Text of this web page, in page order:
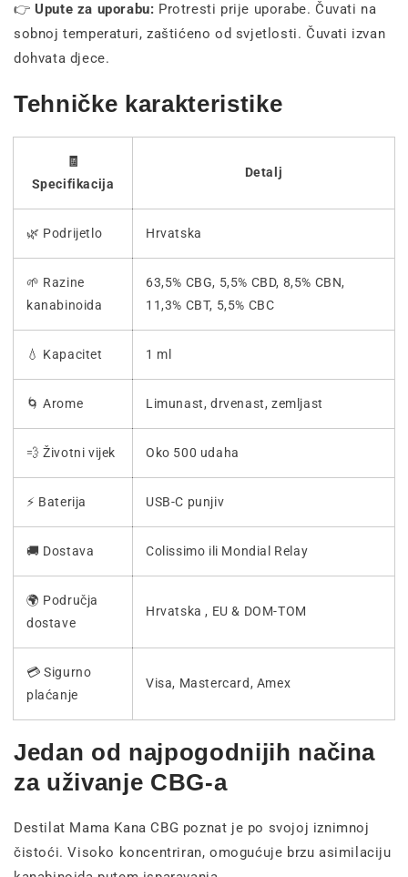
👉Upute za uporabu: Protresti prije uporabe. Čuvati na
sobnoj temperaturi, zaštićeno od svjetlosti. Čuvati izvan
dohvata djece.
Tehničke karakteristike
🧾
Specifikacija
Detalj
🌿 Podrijetlo Hrvatska
🌱 Razine
kanabinoida
63,5% CBG, 5,5% CBD, 8,5% CBN,
11,3% CBT, 5,5% CBC
💧 Kapacitet 1 ml
🌀 Arome Limunast, drvenast, zemljast
💨 Životni vijek Oko 500 udaha
⚡ Baterija USB-C punjiv
🚚 Dostava Colissimo ili Mondial Relay
🌍 Područja
dostave
Hrvatska , EU & DOM-TOM
💳 Sigurno
plaćanje
Visa, Mastercard, Amex
Jedan od najpogodnijih načina
za uživanje CBG-a
Destilat Mama Kana CBG poznat je po svojoj iznimnoj
čistoći. Visoko koncentriran, omogućuje brzu asimilaciju